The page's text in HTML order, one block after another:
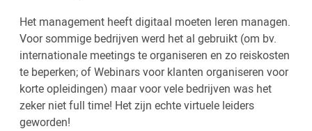
Het management heeft digitaal moeten leren managen.
Voor sommige bedrijven werd het al gebruikt (om bv.
internationale meetings te organiseren en zo reiskosten
te beperken; of Webinars voor klanten organiseren voor
korte opleidingen) maar voor vele bedrijven was het
zeker niet full time! Het zijn echte virtuele leiders
geworden!